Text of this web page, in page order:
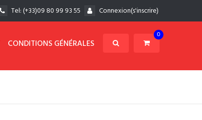
Tel:(+33)09 80 99 93 55 Connexion(s'inscrire)
0
CONDITIONS GÉNÉRALES